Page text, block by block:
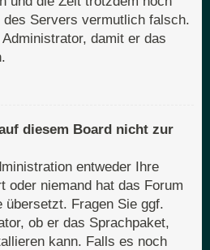
Servers vermutlich falsch.
damit er das
diesem Board nicht zur
entweder Ihre
oder niemand hat das Forum
übersetzt. Fragen Sie ggf.
ob er das Sprachpaket,
kann. Falls es noch